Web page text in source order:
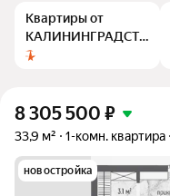
Квартиры от
КАЛИНИНГРАДСТРОЙ
ИНВЕСТ
8 305 500 ₽
33,9 м² 1-комн. квартира
новостройка